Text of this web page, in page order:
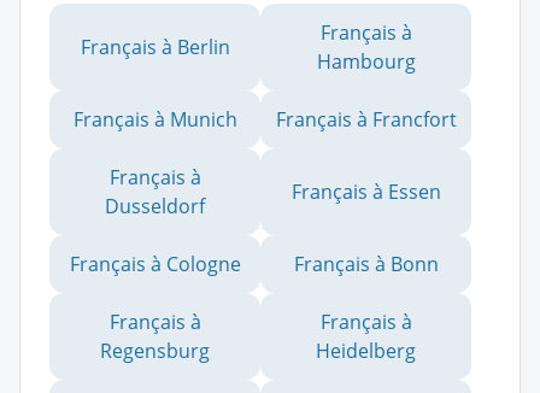
Français à Berlin
Français à
Hambourg
Français à Munich Français à Francfort
Français à
Dusseldorf
Français à Essen
Français à Cologne Français à Bonn
Français à
Regensburg
Français à
Heidelberg